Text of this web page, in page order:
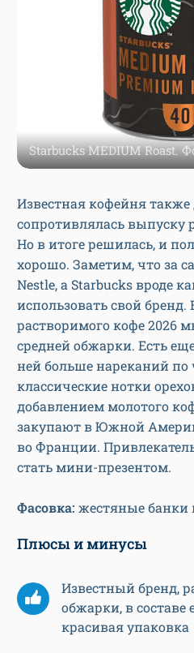
Starbucks MEDIUM Roast.
Известная кофейня также
сопротивлялась выпуску
Но в итоге решилась, и
хорошо. Заметим, что за
Nestle, а Starbucks вроде
использовать свой
растворимого кофе 2026
средней обжарки. Есть
ней больше нареканий по
классические нотки
добавлением молотого
закупают в Южной
во Франции.
стать мини-презентом.
Фасовка: жестяные банки
Плюсы и минусы
Известный бренд,
обжарки, в составе
красивая упаковка